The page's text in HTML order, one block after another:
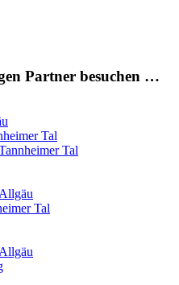
Partner besuchen …
Tal
Tal
Tal